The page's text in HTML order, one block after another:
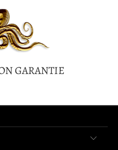
GARANTIE